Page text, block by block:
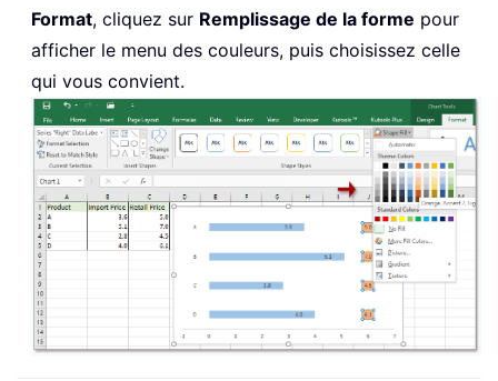
Format, cliquez sur Remplissage de la forme pour
afficher le menu des couleurs, puis choisissez celle
qui vous convient.